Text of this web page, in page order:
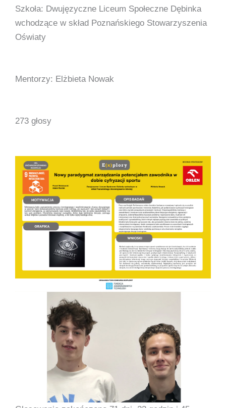
Szkoła: Dwujęzyczne Liceum Społeczne Dębinka
wchodzące w skład Poznańskiego Stowarzyszenia
Oświaty
Mentorzy: Elżbieta Nowak
273 głosy